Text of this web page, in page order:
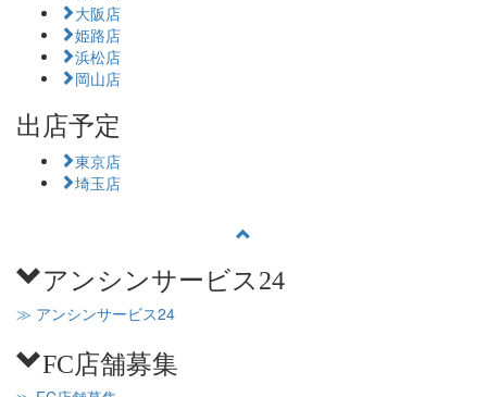
大阪店
姫路店
浜松店
岡山店
出店予定
東京店
埼玉店
アンシンサービス24
≫ アンシンサービス24
FC店舗募集